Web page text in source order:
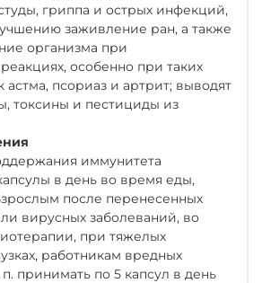
гриппа и острых инфекций,
заживление ран, а также
организма при
особенно при таких
астма, псориаз и артрит; выводят
токсины и пестициды из
иммунитета
в день во время еды,
после перенесенных
вирусных заболеваний, во
при тяжелых
работникам вредных
принимать по 5 капсул в день